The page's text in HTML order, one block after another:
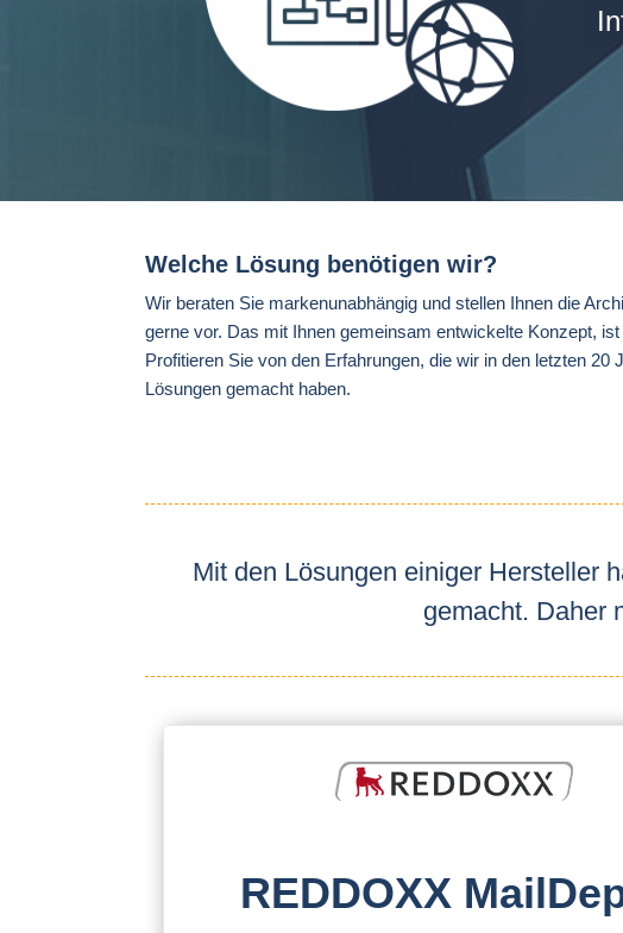
Welche Lösung benötigen wir?
Wir beraten Sie markenunabhängig und stellen Ihnen die
gerne vor. Das mit Ihnen gemeinsam entwickelte Konzept,
Profitieren Sie von den Erfahrungen, die wir in den letzten
Lösungen gemacht haben.
Mit den Lösungen einiger Hersteller
gemacht. Daher
REDDOXX